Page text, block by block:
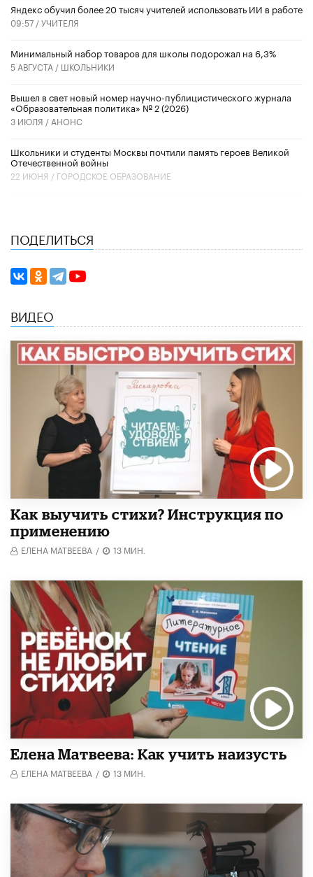
​Яндекс обучил более 20 тысяч учителей использовать ИИ в работе
09:57 /УЧИТЕЛЯ
Минимальный набор товаров для школы подорожал на 6,3%
5 АВГУСТА / ШКОЛЬНИКИ
Вышел в свет новый номер научно-публицистического журнала
«Образовательная политика» № 2 (2026)
3 ИЮЛЯ / АНОНС
Школьники и студенты Москвы почтили память героев Великой
Отечественной войны
22 ИЮНЯ / ГОРОДСКОЕ ОБРАЗОВАНИЕ
ПОДЕЛИТЬСЯ
ВИДЕО
Как выучить стихи? Инструкция по
применению
ЕЛЕНА МАТВЕЕВА / 13 МИН.
Елена Матвеева: Как учить наизусть
ЕЛЕНА МАТВЕЕВА / 13 МИН.